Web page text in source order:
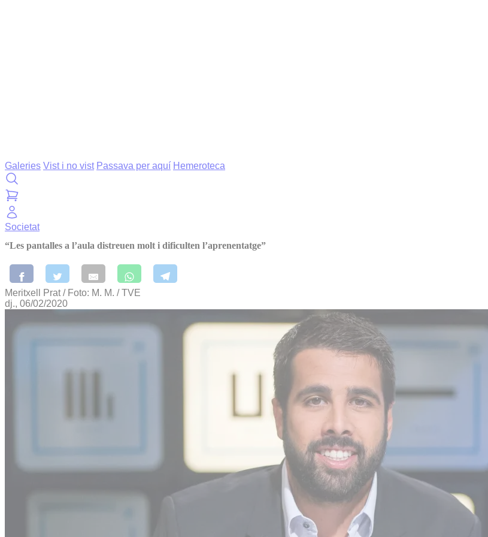
Galeries Vist i no vist Passava per aquí Hemeroteca
Societat
“Les pantalles a l’aula distreuen molt i dificulten l’aprenentatge”
Meritxell Prat / Foto: M. M. / TVE
dj., 06/02/2020